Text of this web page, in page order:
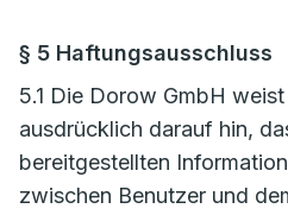
§ 5 Haftungsausschluss
5.1 Die Dorow GmbH
ausdrücklich darauf hin,
bereitgestellten
zwischen Benutzer und